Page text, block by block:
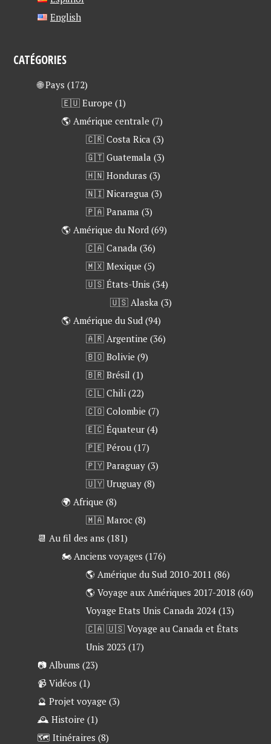
English
CATÉGORIES
🌐 Pays (172)
🇪🇺 Europe (1)
🌎 Amérique centrale (7)
🇨🇷 Costa Rica (3)
🇬🇹 Guatemala (3)
🇭🇳 Honduras (3)
🇳🇮 Nicaragua (3)
🇵🇦 Panama (3)
🌎 Amérique du Nord (69)
🇨🇦 Canada (36)
🇲🇽 Mexique (5)
🇺🇸 États-Unis (34)
🇺🇸 Alaska (3)
🌎 Amérique du Sud (94)
🇦🇷 Argentine (36)
🇧🇴 Bolivie (9)
🇧🇷 Brésil (1)
🇨🇱 Chili (22)
🇨🇴 Colombie (7)
🇪🇨 Équateur (4)
🇵🇪 Pérou (17)
🇵🇾 Paraguay (3)
🇺🇾 Uruguay (8)
🌍 Afrique (8)
🇲🇦 Maroc (8)
📆 Au fil des ans (181)
🏍 Anciens voyages (176)
🌎 Amérique du Sud 2010-2011 (86)
🌎 Voyage aux Amériques 2017-2018 (60)
Voyage Etats Unis Canada 2024 (13)
🇨🇦 🇺🇸 Voyage au Canada et États
Unis 2023 (17)
📷 Albums (23)
📹 Vidéos (1)
🔮 Projet voyage (3)
🕰 Histoire (1)
🗺 Itinéraires (8)